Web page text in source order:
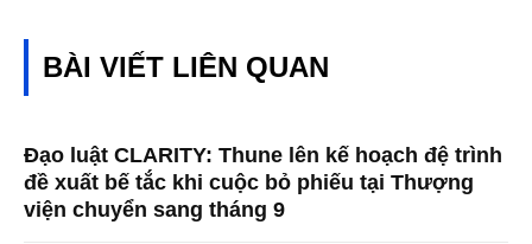
BÀI VIẾT LIÊN QUAN
Đạo luật CLARITY: Thune lên kế hoạch đệ trình
đề xuất bế tắc khi cuộc bỏ phiếu tại Thượng
viện chuyển sang tháng 9